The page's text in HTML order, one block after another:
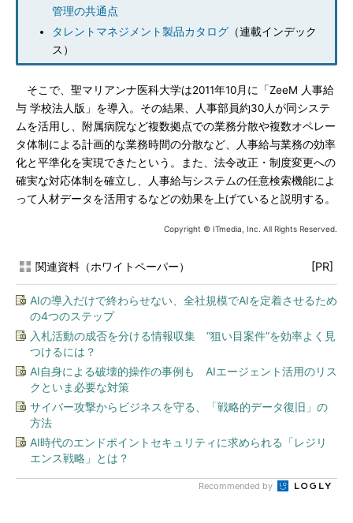
管理の共通点
タレントマネジメント製品カタログ （連載インデック
ス）
そこで、聖マリアンナ医科大学は2011年10月に「ZeeM 人事給
与 学校法人版」を導入。その結果、人事部員約30人が同システ
ムを活用し、附属病院など複数拠点での業務分散や複数オペレー
タ体制による計画的な業務時間の分散など、人事給与業務の効率
化と平準化を実現できたという。また、法令改正・制度変更への
確実な対応体制を確立し、人事給与システムの任意検索機能によ
って人材データを活用するなどの効果を上げていると説明する。
Copyright © ITmedia, Inc. All Rights Reserved.
関連資料（ホワイトペーパー） [PR]
AIの導入だけで終わらせない、全社規模でAIを定着させるため
の4つのステップ
入札活動の成否を分ける情報収集 “狙い目案件”を効率よく見
つけるには？
AI自身による破壊的操作の事例も AIエージェント活用のリス
クといま必要な対策
サイバー攻撃からビジネスを守る、「戦略的データ復旧」の
方法
AI時代のエンドポイントセキュリティに求められる「レジリ
エンス戦略」とは？
Recommended by